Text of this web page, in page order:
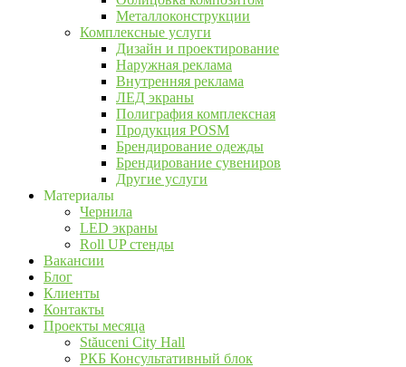
Металлоконструкции
Комплексные услуги
Дизайн и проектирование
Наружная реклама
Внутренняя реклама
ЛЕД экраны
Полиграфия комплексная
Продукция POSM
Брендирование одежды
Брендирование сувениров
Другие услуги
Материалы
Чернила
LED экраны
Roll UP стенды
Вакансии
Блог
Клиенты
Контакты
Проекты месяца
Stăuceni City Hall
РКБ Консультативный блок